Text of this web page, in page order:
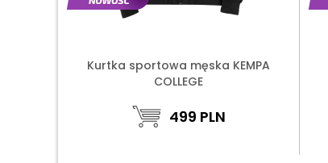
Kurtka sportowa męska KEMPA
COLLEGE
499 PLN